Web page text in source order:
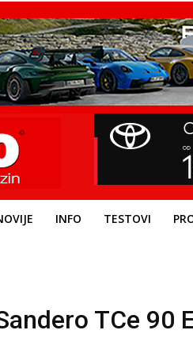
INFO TESTOVI
TCe 90